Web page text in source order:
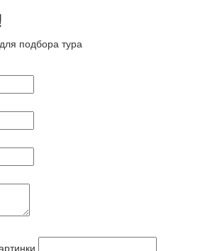
подбора тура